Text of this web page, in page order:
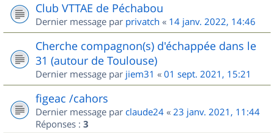
Club VTTAE de Péchabou
Dernier message par privatch « 14 janv. 2022, 14:46
Cherche compagnon(s) d'échappée dans le
31 (autour de Toulouse)
Dernier message par jiem31 « 01 sept. 2021, 15:21
figeac /cahors
Dernier message par claude24 « 23 janv. 2021, 11:44
Réponses : 3